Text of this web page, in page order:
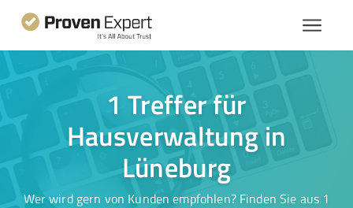
1 Treffer für
Hausverwaltung in
Lüneburg
Wer wird gern von Kunden empfohlen? Finden Sie aus 1